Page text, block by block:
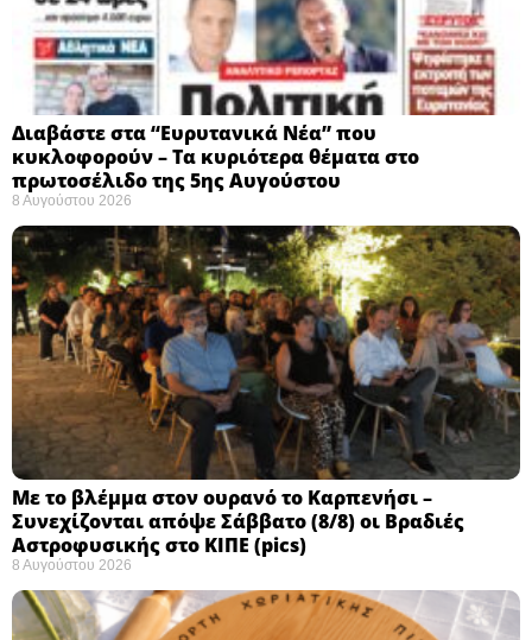
Διαβάστε στα “Ευρυτανικά Νέα” που
κυκλοφορούν – Τα κυριότερα θέματα στο
πρωτοσέλιδο της 5ης Αυγούστου
8 Αυγούστου 2026
Με το βλέμμα στον ουρανό το Καρπενήσι –
Συνεχίζονται απόψε Σάββατο (8/8) οι Βραδιές
Αστροφυσικής στο ΚΙΠΕ (pics)
8 Αυγούστου 2026